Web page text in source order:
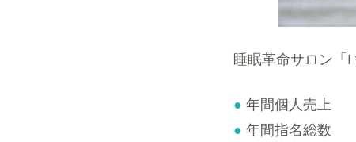
睡眠革命サロン「I
● 年間個人売上
● 年間指名総数